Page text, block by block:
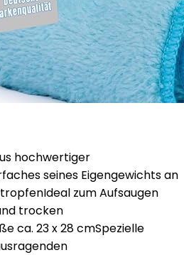
hochwertiger
seines Eigengewichts an
zum Aufsaugen
trocken
ca. 23 x 28 cmSpezielle